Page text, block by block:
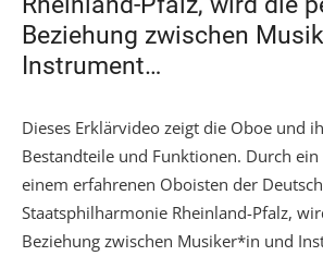
Beziehung zwischen
Instrument…
Dieses Erklärvideo zeigt die Oboe und
Bestandteile und Funktionen. Durch
einem erfahrenen Oboisten der
Staatsphilharmonie Rheinland-Pfalz,
Beziehung zwischen Musiker*in und